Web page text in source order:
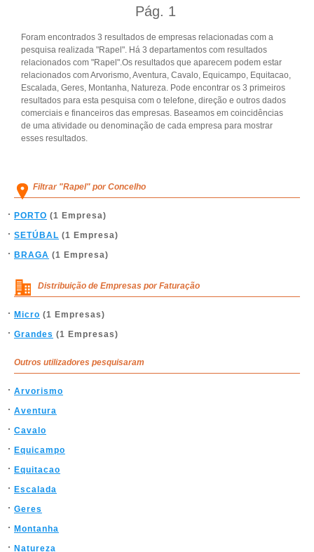
Pág. 1
Foram encontrados 3 resultados de empresas relacionadas com a
pesquisa realizada "Rapel". Há 3 departamentos com resultados
relacionados com "Rapel".Os resultados que aparecem podem estar
relacionados com Arvorismo, Aventura, Cavalo, Equicampo, Equitacao,
Escalada, Geres, Montanha, Natureza. Pode encontrar os 3 primeiros
resultados para esta pesquisa com o telefone, direção e outros dados
comerciais e financeiros das empresas. Baseamos em coincidências
de uma atividade ou denominação de cada empresa para mostrar
esses resultados.
Filtrar "Rapel" por Concelho
PORTO (1 Empresa)
SETÚBAL (1 Empresa)
BRAGA (1 Empresa)
Distribuição de Empresas por Faturação
Micro (1 Empresas)
Grandes (1 Empresas)
Outros utilizadores pesquisaram
Arvorismo
Aventura
Cavalo
Equicampo
Equitacao
Escalada
Geres
Montanha
Natureza